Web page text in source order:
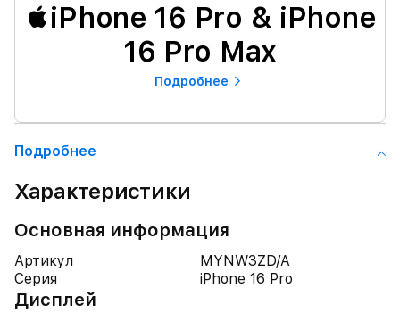
iPhone 16 Pro & iPhone
16 Pro Max
Подробнее
Подробнее
Характеристики
Основная информация
Артикул
MYNW3ZD/A
Серия
iPhone 16 Pro
Дисплей